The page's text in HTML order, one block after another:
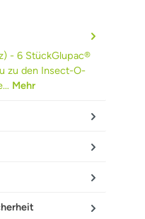
- 6 StückGlupac®
zu den Insect-O-
Mehr